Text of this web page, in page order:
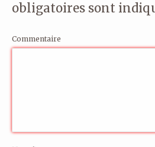
obligatoires sont
Commentaire